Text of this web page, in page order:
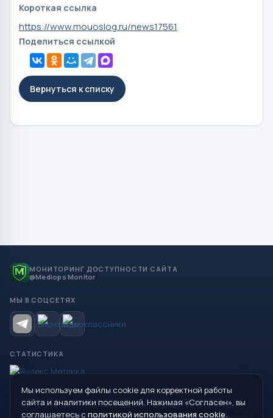
Короткая ссылка
https://www.mouoslog.ru/news17561
Поделиться ссылкой
Вернуться к списку
МОНИТОРИНГ ДОСТУПНОСТИ САЙТА
@Mediops Monitor
МЫ В СОЦСЕТЯХ
СТАТИСТИКА
© 2026 Управление образования Администрации МО
Сухой Лог
Мы используем файлы cookie для корректной работы
сайта и аналитики посещений. Нажимая «Согласен», вы
соглашаетесь с политикой использования cookie.